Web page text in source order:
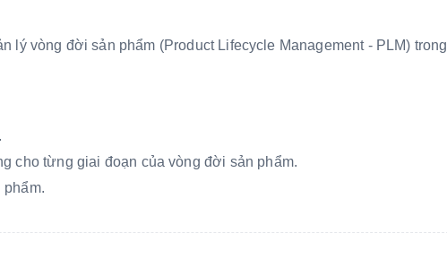
lý vòng đời sản phẩm (Product Lifecycle Management - PLM) trong
cho từng giai đoạn của vòng đời sản phẩm.